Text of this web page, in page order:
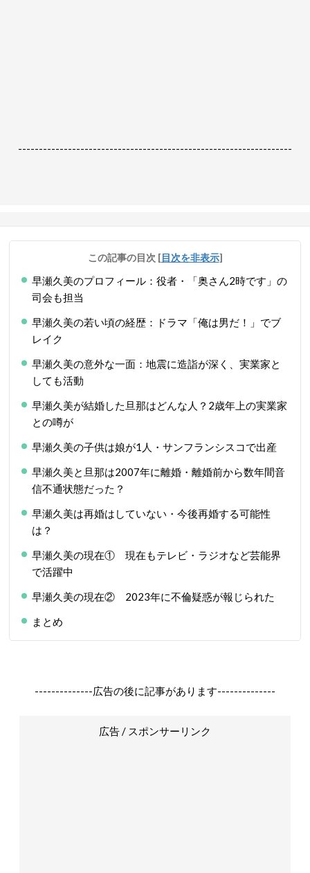
------------------------------------------------------------------
この記事の目次 [目次を非表示]
早瀬久美のプロフィール：役者・「奥さん2時です」の
司会も担当
早瀬久美の若い頃の経歴：ドラマ「俺は男だ！」でブ
レイク
早瀬久美の意外な一面：地震に造詣が深く、実業家と
しても活動
早瀬久美が結婚した旦那はどんな人？2歳年上の実業家
との噂が
早瀬久美の子供は娘が1人・サンフランシスコで出産
早瀬久美と旦那は2007年に離婚・離婚前から数年間音
信不通状態だった？
早瀬久美は再婚はしていない・今後再婚する可能性
は？
早瀬久美の現在① 現在もテレビ・ラジオなど芸能界
で活躍中
早瀬久美の現在② 2023年に不倫疑惑が報じられた
まとめ
--------------広告の後に記事があります--------------
広告 / スポンサーリンク